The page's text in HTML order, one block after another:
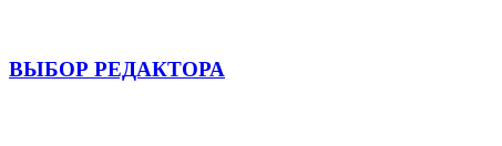
ВЫБОР РЕДАКТОРА